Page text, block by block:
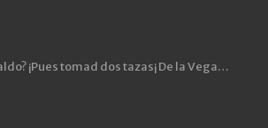
¡Pues tomad dos tazas¡ De la Vega…